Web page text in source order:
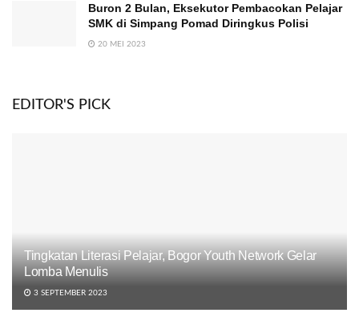
Buron 2 Bulan, Eksekutor Pembacokan Pelajar
SMK di Simpang Pomad Diringkus Polisi
20 MEI 2023
EDITOR'S PICK
Tingkatan Literasi Pelajar, Bogor Youth Network Gelar
Lomba Menulis
3 SEPTEMBER 2023